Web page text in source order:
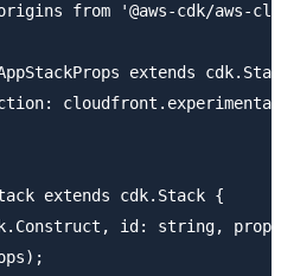
from '@aws-cdk/aws-
extends
extends cdk.Stack {
id: string,